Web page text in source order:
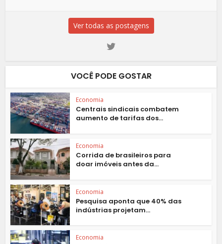
Ver todas as postagens
VOCÊ PODE GOSTAR
Economia
Centrais sindicais combatem
aumento de tarifas dos...
Economia
Corrida de brasileiros para
doar imóveis antes da...
Economia
Pesquisa aponta que 40% das
indústrias projetam...
Economia